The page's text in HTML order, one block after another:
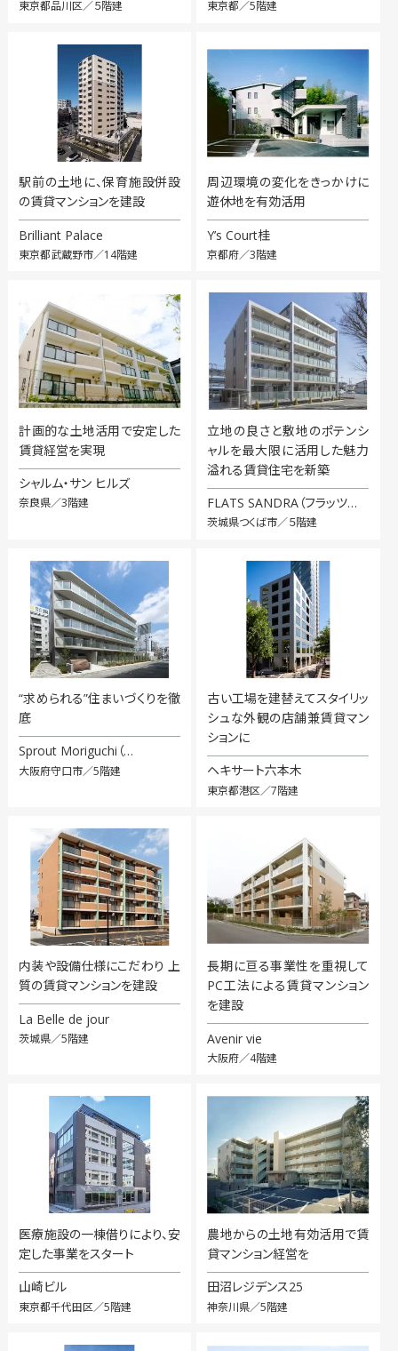
東京都品川区／５階建 東京都／5階建
駅前の土地に、保育施設併設
の賃貸マンションを建設
Brilliant Palace
東京都武蔵野市／14階建
周辺環境の変化をきっかけに
遊休地を有効活用
Y’s Court桂
京都府／3階建
計画的な土地活用で安定した
賃貸経営を実現
シャルム・サン ヒルズ
奈良県／3階建
立地の良さと敷地のポテンシ
ャルを最大限に活用した魅力
溢れる賃貸住宅を新築
FLATS SANDRA（フラッツ…
茨城県つくば市／５階建
“求められる”住まいづくりを徹
底
Sprout Moriguchi（…
大阪府守口市／5階建
古い工場を建替えてスタイリッ
シュな外観の店舗兼賃貸マン
ションに
ヘキサート六本木
東京都港区／7階建
内装や設備仕様にこだわり 上
質の賃貸マンションを建設
La Belle de jour
茨城県／5階建
長期に亘る事業性を重視して
PC工法による賃貸マンション
を建設
Avenir vie
大阪府／4階建
医療施設の一棟借りにより、安
定した事業をスタート
山崎ビル
東京都千代田区／5階建
農地からの土地有効活用で賃
貸マンション経営を
田沼レジデンス25
神奈川県／5階建